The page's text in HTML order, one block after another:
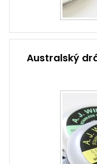
Australský